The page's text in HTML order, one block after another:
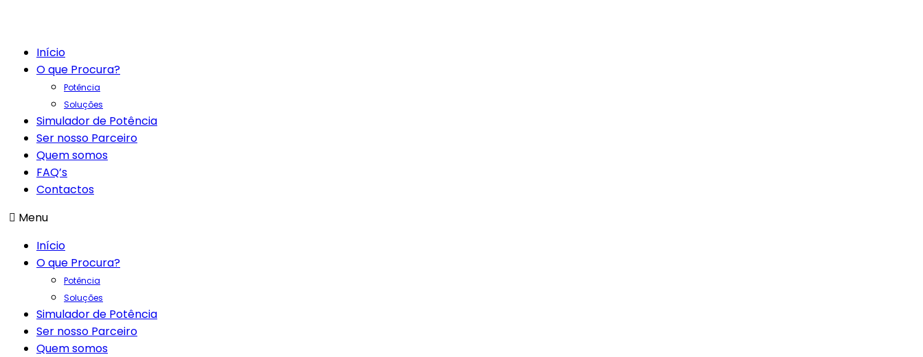
Início
O que Procura?
Potência
Soluções
Simulador de Potência
Ser nosso Parceiro
Quem somos
FAQ’s
Contactos
Menu
Início
O que Procura?
Potência
Soluções
Simulador de Potência
Ser nosso Parceiro
Quem somos